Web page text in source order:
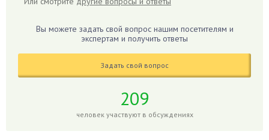
Гладиолусы
Голубика
Вы можете задать свой вопрос нашим посетителям и
экспертам и получить ответы
Задать свой вопрос
209
человек участвуют в обсуждениях